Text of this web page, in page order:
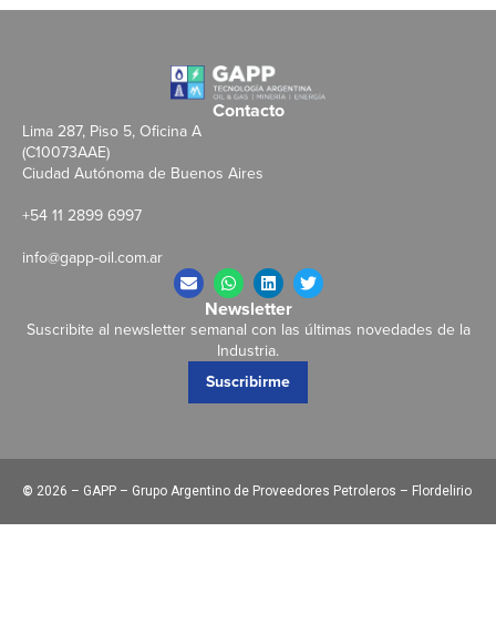
Contacto
Lima 287, Piso 5, Oficina A
(C10073AAE)
Ciudad Autónoma de Buenos Aires
+54 11 2899 6997
info@gapp-oil.com.ar
Newsletter
Suscribite al newsletter semanal con las últimas novedades de la
Industria.
Suscribirme
© 2026 – GAPP – Grupo Argentino de Proveedores Petroleros – Flordelirio